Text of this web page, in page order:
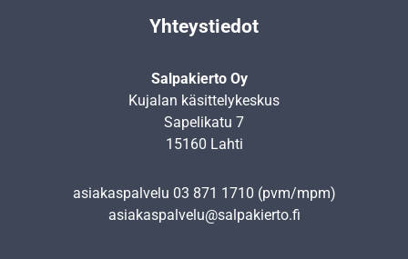
Yhteystiedot
Salpakierto Oy
Kujalan käsittelykeskus
Sapelikatu 7
15160 Lahti
asiakaspalvelu 03 871 1710 (pvm/mpm)
asiakaspalvelu@salpakierto.fi